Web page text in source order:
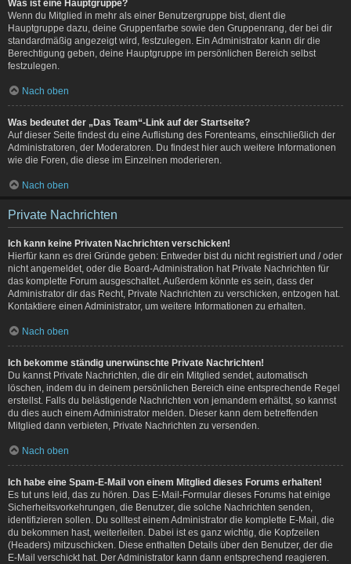
Was ist eine Hauptgruppe?
Wenn du Mitglied in mehr als einer Benutzergruppe bist, dient die
Hauptgruppe dazu, deine Gruppenfarbe sowie den Gruppenrang, der bei dir
standardmäßig angezeigt wird, festzulegen. Ein Administrator kann dir die
Berechtigung geben, deine Hauptgruppe im persönlichen Bereich selbst
festzulegen.
Nach oben
Was bedeutet der „Das Team“-Link auf der Startseite?
Auf dieser Seite findest du eine Auflistung des Forenteams, einschließlich der
Administratoren, der Moderatoren. Du findest hier auch weitere Informationen
wie die Foren, die diese im Einzelnen moderieren.
Nach oben
Private Nachrichten
Ich kann keine Privaten Nachrichten verschicken!
Hierfür kann es drei Gründe geben: Entweder bist du nicht registriert und / oder
nicht angemeldet, oder die Board-Administration hat Private Nachrichten für
das komplette Forum ausgeschaltet. Außerdem könnte es sein, dass der
Administrator dir das Recht, Private Nachrichten zu verschicken, entzogen hat.
Kontaktiere einen Administrator, um weitere Informationen zu erhalten.
Nach oben
Ich bekomme ständig unerwünschte Private Nachrichten!
Du kannst Private Nachrichten, die dir ein Mitglied sendet, automatisch
löschen, indem du in deinem persönlichen Bereich eine entsprechende Regel
erstellst. Falls du belästigende Nachrichten von jemandem erhältst, so kannst
du dies auch einem Administrator melden. Dieser kann dem betreffenden
Mitglied dann verbieten, Private Nachrichten zu versenden.
Nach oben
Ich habe eine Spam-E-Mail von einem Mitglied dieses Forums erhalten!
Es tut uns leid, das zu hören. Das E-Mail-Formular dieses Forums hat einige
Sicherheitsvorkehrungen, die Benutzer, die solche Nachrichten senden,
identifizieren sollen. Du solltest einem Administrator die komplette E-Mail, die
du bekommen hast, weiterleiten. Dabei ist es ganz wichtig, die Kopfzeilen
(Headers) mitzuschicken. Diese enthalten Details über den Benutzer, der die
E-Mail verschickt hat. Der Administrator kann dann entsprechend reagieren.